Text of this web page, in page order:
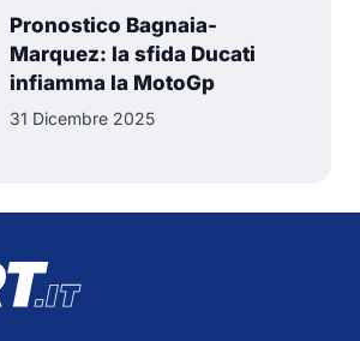
Pronostico Bagnaia-
Marquez: la sfida Ducati
infiamma la MotoGp
31 Dicembre 2025